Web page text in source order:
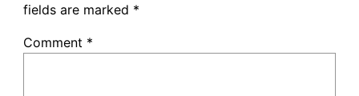
fields are marked *
Comment *